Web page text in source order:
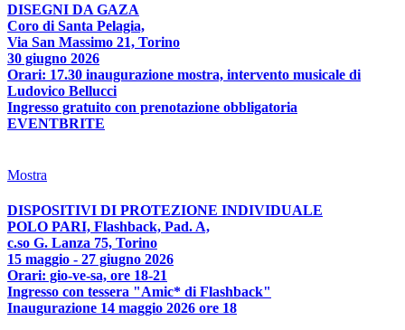
DISEGNI DA GAZA
Coro di Santa Pelagia,
Via San Massimo 21, Torino
30 giugno 2026
Orari: 17.30 inaugurazione mostra, intervento musicale di
Ludovico Bellucci
Ingresso gratuito con prenotazione obbligatoria
EVENTBRITE
Mostra
DISPOSITIVI DI PROTEZIONE INDIVIDUALE
POLO PARI, Flashback, Pad. A,
c.so G. Lanza 75, Torino
15 maggio - 27 giugno 2026
Orari: gio-ve-sa, ore 18-21
Ingresso con tessera "Amic* di Flashback"
Inaugurazione 14 maggio 2026 ore 18